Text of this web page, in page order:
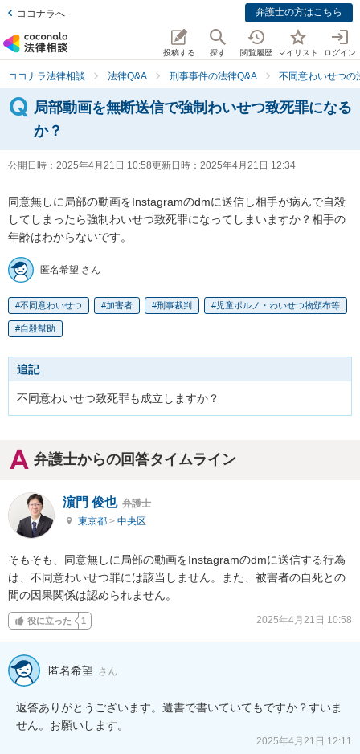
ココナラへ 弁護士の方はこちら
投稿する 探す 閲覧履歴 マイリスト ログイン
ココナラ法律相談 法律Q&A 刑事事件の法律Q&A 不同意わいせつの
局部動画を無断送信で強制わいせつ致死罪になる
か？
公開日時： 2025年4月21日 10:58更新日時： 2025年4月21日 12:34
同意無しに局部の動画をInstagramのdmに送信し相手が病んで自殺
してしまったら強制わいせつ致死罪になってしまいますか？相手の
年齢はわからないです。
匿名希望 さん
不同意わいせつ 加害者 刑事裁判 児童ポルノ・わいせつ物頒布等
自殺幇助
追記
不同意わいせつ致死罪も成立しますか？
弁護士からの回答タイムライン
濵門 俊也 弁護士
東京都 > 中央区
そもそも、同意無しに局部の動画をInstagramのdmに送信する行為
は、不同意わいせつ罪には該当しません。また、被害者の自死との
間の因果関係は認められません。
役に立った 1 2025年4月21日 10:58
匿名希望 さん
返答ありがとうございます。遺書で書いていてもですか？すいま
せん。お願いします。
2025年4月21日 12:11